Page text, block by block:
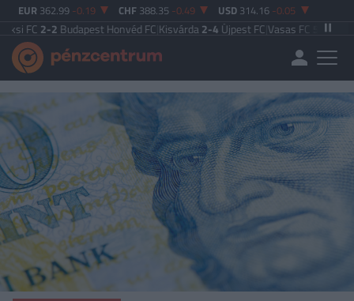
EUR 362.99 -0.19 CHF 388.35 -0.49 USD 314.16 -0.05
2Budapest Honvéd FC|Kisvárda2-4Újpest FC|Vasas FC5-0